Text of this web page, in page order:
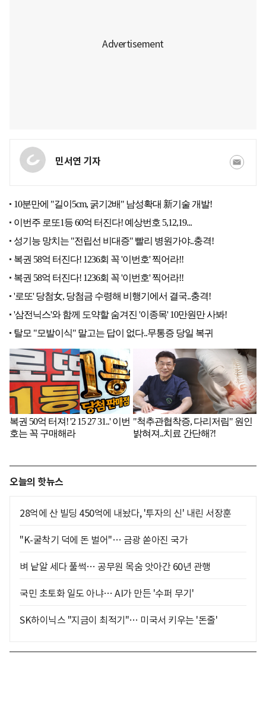
민서연 기자
오늘의 핫뉴스
28억에 산 빌딩 450억에 내놨다, '투자의 신' 내린 서장훈
"K-굴착기 덕에 돈 벌어"… 금광 쏟아진 국가
벼 낱알 세다 풀썩… 공무원 목숨 앗아간 60년 관행
국민 초토화 일도 아냐… AI가 만든 '수퍼 무기'
SK하이닉스 "지금이 최적기"… 미국서 키우는 '돈줄'